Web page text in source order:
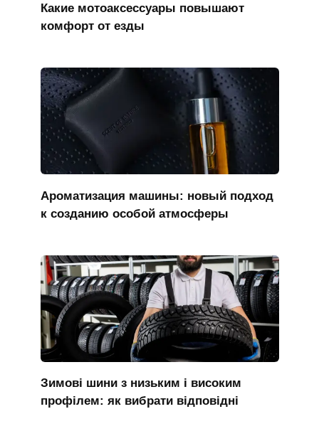
Какие мотоаксессуары повышают
комфорт от езды
Ароматизация машины: новый подход
к созданию особой атмосферы
Зимові шини з низьким і високим
профілем: як вибрати відповідні